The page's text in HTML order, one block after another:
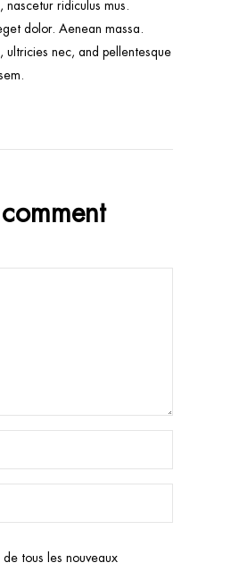
nascetur ridiculus mus.
dolor. Aenean massa.
ultricies nec, and pellentesque
de tous les nouveaux